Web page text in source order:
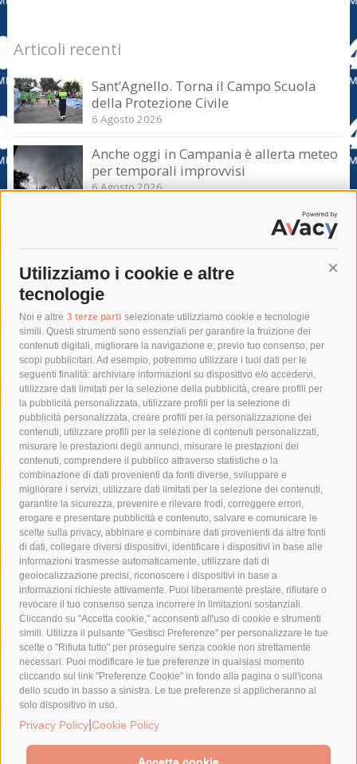
Utilizziamo i cookie e altre
tecnologie
Noi e altre 3 terze parti selezionate utilizziamo cookie e tecnologie
simili. Questi strumenti sono essenziali per garantire la fruizione dei
contenuti digitali, migliorare la navigazione e, previo tuo consenso, per
scopi pubblicitari. Ad esempio, potremmo utilizzare i tuoi dati per le
seguenti finalità: archiviare informazioni su dispositivo e/o accedervi,
utilizzare dati limitati per la selezione della pubblicità, creare profili per
la pubblicità personalizzata, utilizzare profili per la selezione di
pubblicità personalizzata, creare profili per la personalizzazione dei
contenuti, utilizzare profili per la selezione di contenuti personalizzati,
misurare le prestazioni degli annunci, misurare le prestazioni dei
contenuti, comprendere il pubblico attraverso statistiche o la
combinazione di dati provenienti da fonti diverse, sviluppare e
migliorare i servizi, utilizzare dati limitati per la selezione dei contenuti,
garantire la sicurezza, prevenire e rilevare frodi, correggere errori,
erogare e presentare pubblicità e contenuto, salvare e comunicare le
scelte sulla privacy, abbinare e combinare dati provenienti da altre fonti
di dati, collegare diversi dispositivi, identificare i dispositivi in base alle
informazioni trasmesse automaticamente, utilizzare dati di
geolocalizzazione precisi, riconoscere i dispositivi in base a
informazioni richieste attivamente. Puoi liberamente prestare, rifiutare o
revocare il tuo consenso senza incorrere in limitazioni sostanziali.
Cliccando su "Accetta cookie," acconsenti all'uso di cookie e strumenti
simili. Utilizza il pulsante "Gestisci Preferenze" per personalizzare le tue
scelte o "Rifiuta tutto" per proseguire senza cookie non strettamente
necessari. Puoi modificare le tue preferenze in qualsiasi momento
cliccando sul link "Preferenze Cookie" in fondo alla pagina o sull'icona
dello scudo in basso a sinistra. Le tue preferenze si applicheranno al
solo dispositivo in uso.
Privacy Policy Cookie Policy
Accetta cookie
Articoli recenti
Sant’Agnello. Torna il Campo Scuola
della Protezione Civile
6 Agosto 2026
Anche oggi in Campania è allerta meteo
per temporali improvvisi
6 Agosto 2026
Domani e sabato interrotta la linea Eav
Napoli-Sorrento
Tag
acqua allerta meteo
anas
area marina protetta di punta campanella
arresto
Asl Napoli 3 sud
capitaneria di porto capri
carabinieri
castellammare di stabia
circumvesuviana
comune di sorrento
concerto
contagi
costiera amalfitana
covid-19 eav
elezioni
fondazione sorrento
gori guardia costiera
incidente
lavori
lorenzo balducelli mare
massa lubrense
massimo coppola
Meta napoli
ordinanza
penisola sorrentina
piano di sorrento
polizia municipale
protezione civile
Regione Campania
sant'agnello
sindaco cuomo
sorrento studenti temporali
treni
turismo
Vico Equense villa fiorentino vincenzo de luca
© 2015 SorrentoPress. All rights reserved.
Il giornale online della Penisola Sorrentina